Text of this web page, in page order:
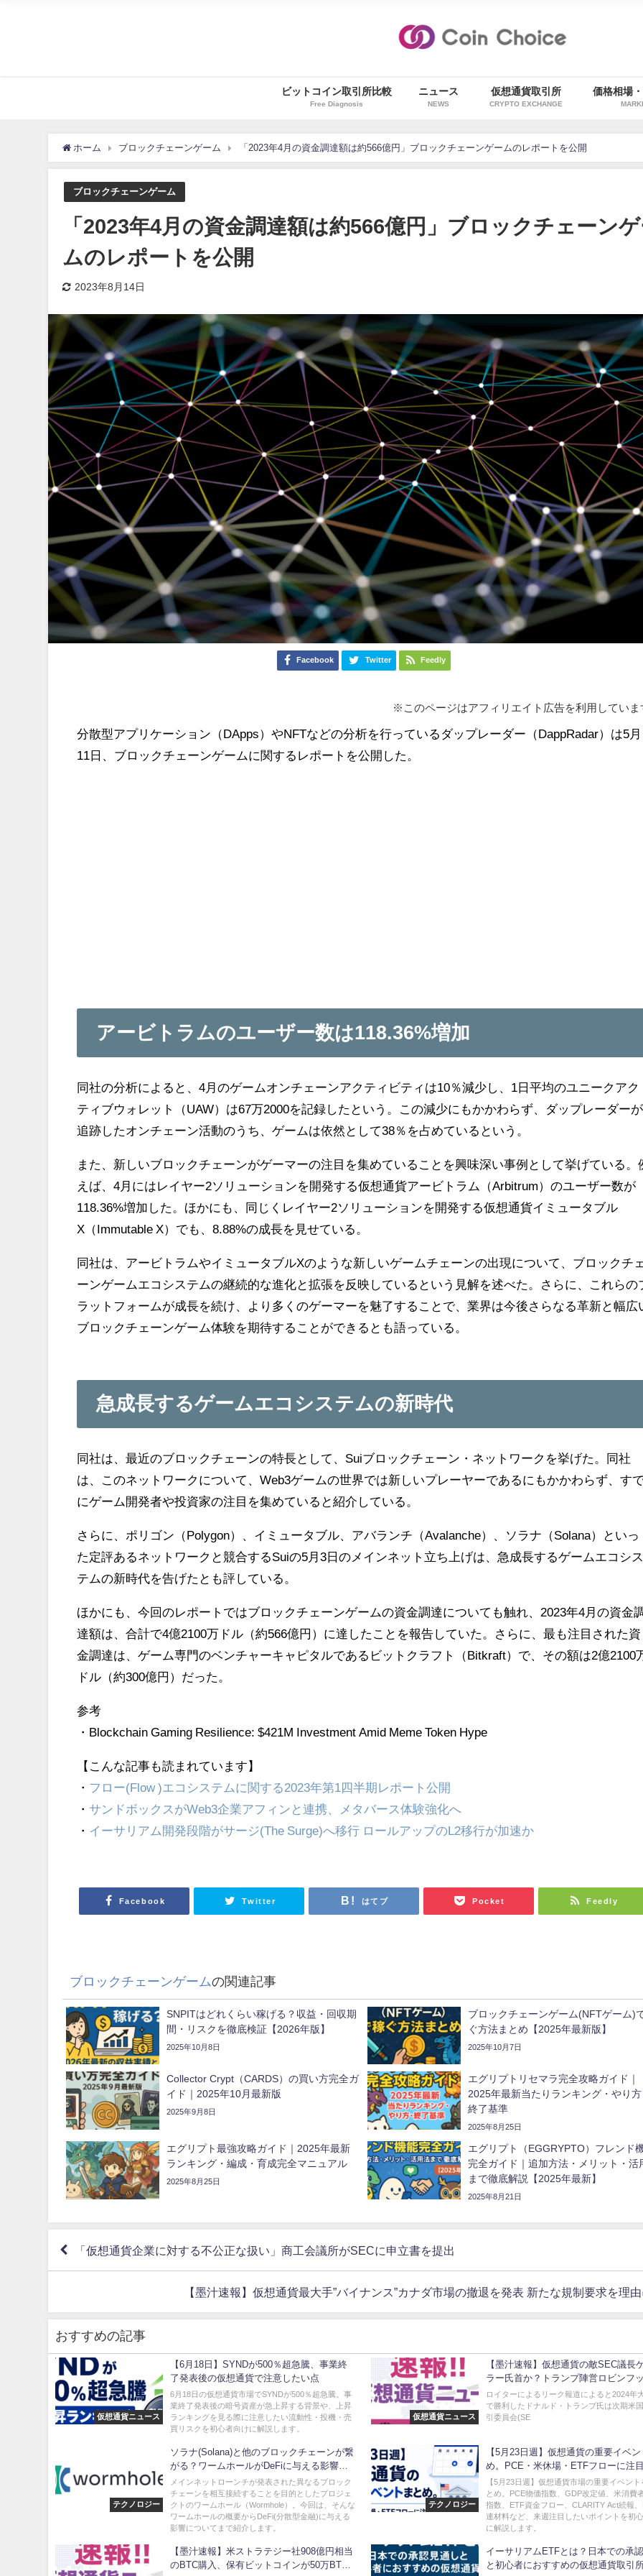
ビットコイン取引所比較
Free Diagnosis
ニュース
NEWS
仮想通貨取引所
CRYPTO EXCHANGE
価格相場
ホーム ブロックチェーンゲーム 「2023年4月の資金調達額は約566億円」ブロックチェーンゲームのレポートを公開
ブロックチェーンゲーム
「2023年4月の資金調達額は約566億円」ブロックチェーン
ムのレポートを公開
2023年8月14日
Facebook Twitter Feedly
※このページはアフィリエイト広告を利用していま
分散型アプリケーション（DApps）やNFTなどの分析を行っているダップレーダー（DappRadar）は5月
11日、ブロックチェーンゲームに関するレポートを公開した。
アービトラムのユーザー数は118.36%増加
同社の分析によると、4月のゲームオンチェーンアクティビティは10％減少し、1日平均のユニークアク
ティブウォレット（UAW）は67万2000を記録したという。この減少にもかかわらず、ダップレーダーが
追跡したオンチェーン活動のうち、ゲームは依然として38％を占めているという。
また、新しいブロックチェーンがゲーマーの注目を集めていることを興味深い事例として挙げている。
えば、4月にはレイヤー2ソリューションを開発する仮想通貨アービトラム（Arbitrum）のユーザー数が
118.36%増加した。ほかにも、同じくレイヤー2ソリューションを開発する仮想通貨イミュータブル
X（Immutable X）でも、8.88%の成長を見せている。
同社は、アービトラムやイミュータブルXのような新しいゲームチェーンの出現について、ブロックチ
ーンゲームエコシステムの継続的な進化と拡張を反映しているという見解を述べた。さらに、これらの
ラットフォームが成長を続け、より多くのゲーマーを魅了することで、業界は今後さらなる革新と幅広
ブロックチェーンゲーム体験を期待することができるとも語っている。
急成長するゲームエコシステムの新時代
同社は、最近のブロックチェーンの特長として、Suiブロックチェーン・ネットワークを挙げた。同社
は、このネットワークについて、Web3ゲームの世界では新しいプレーヤーであるにもかかわらず、す
にゲーム開発者や投資家の注目を集めていると紹介している。
さらに、ポリゴン（Polygon）、イミュータブル、アバランチ（Avalanche）、ソラナ（Solana）といっ
た定評あるネットワークと競合するSuiの5月3日のメインネット立ち上げは、急成長するゲームエコシ
テムの新時代を告げたとも評している。
ほかにも、今回のレポートではブロックチェーンゲームの資金調達についても触れ、2023年4月の資金
達額は、合計で4億2100万ドル（約566億円）に達したことを報告していた。さらに、最も注目された資
金調達は、ゲーム専門のベンチャーキャピタルであるビットクラフト（Bitkraft）で、その額は2億2100
ドル（約300億円）だった。
参考
・Blockchain Gaming Resilience: $421M Investment Amid Meme Token Hype
【こんな記事も読まれています】
・ フロー(Flow )エコシステムに関する2023年第1四半期レポート公開
・サンドボックスがWeb3企業アフィンと連携、メタバース体験強化へ
・ イーサリアム開発段階がサージ(The Surge)へ移行 ロールアップのL2移行が加速か
Facebook Twitter はてブ Pocket Feedly
ブロックチェーンゲームの関連記事
SNPITはどれくらい稼げる？収益・回収期
間・リスクを徹底検証【2026年版】
2025年10月8日
ブロックチェーンゲーム(NFTゲーム)
ぐ方法まとめ【2025年最新版】
2025年10月7日
Collector Crypt（CARDS）の買い方完全ガ
イド｜2025年10月最新版
2025年9月8日
エグリプトリセマラ完全攻略ガイド｜
2025年最新当たりランキング・やり
終了基準
2025年8月25日
エグリプト最強攻略ガイド｜2025年最新
ランキング・編成・育成完全マニュアル
2025年8月25日
エグリプト（EGGRYPTO）フレンド
完全ガイド｜追加方法・メリット・活
まで徹底解説【2025年最新】
2025年8月21日
「仮想通貨企業に対する不公正な扱い」商工会議所がSECに申立書を提出
【墨汁速報】仮想通貨最大手”バイナンス”カナダ市場の撤退を発表 新たな規制要求を理
おすすめの記事
仮想通貨ニュース
【6月18日】SYNDが500％超急騰、事業終
了発表後の仮想通貨で注意したい点
6月18日の仮想通貨市場でSYNDが500％超急騰。事
業終了発表後の暗号資産が急上昇する背景や、上昇
ランキングを見る際に注意したい流動性・投機・売
買リスクを初心者向けに解説します。
仮想通貨ニュース
【墨汁速報】仮想通貨の敵SEC議長
ラー氏首か？トランプ陣営ロビンフ
CLOを候補へ=リーク
ロイターによるリーク報道によると2024年
で勝利したドナルド・トランプ氏は次期米
引委員会(SE
テクノロジー
ソラナ(Solana)と他のブロックチェーンが繋
がる？ワームホールがDeFiに与える影響と
は？
メインネットローンチが発表された異なるブロック
チェーンを相互接続することを目的としたプロジェ
クトのワームホール（Wormhole）。今回は、そんな
ワームホールの概要からDeFi(分散型金融)に与える
影響についてまで紹介します。
テクノロジー
【5月23日週】仮想通貨の重要イベ
め。PCE・米休場・ETFフローに注
【5月23日週】仮想通貨市場の重要イベン
とめ。PCE物価指数、GDP改定値、米消費
指数、ETF資金フロー、CLARITY Act続報
連材料など、来週注目したいポイントを初
に解説します。
【墨汁速報】米ストラテジー社908億円相当
のBTC購入、保有ビットコインが50万BTC
イーサリアムETFとは？日本での承
と初心者におすすめの仮想通貨取引